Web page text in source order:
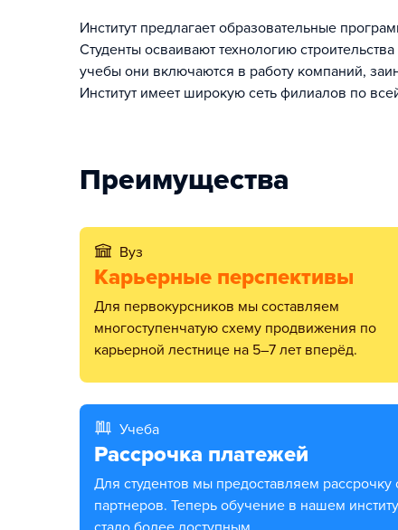
Институт предлагает образовательные
Студенты осваивают технологию
учебы они включаются в работу компаний,
Институт имеет широкую сеть филиалов по
Преимущества
Вуз
Карьерные перспективы
Для первокурсников мы составляем
многоступенчатую схему продвижения по
карьерной лестнице на 5–7 лет вперёд.
Учеба
Рассрочка платежей
Для студентов мы предоставляем рассрочку от
партнеров. Теперь обучение в нашем